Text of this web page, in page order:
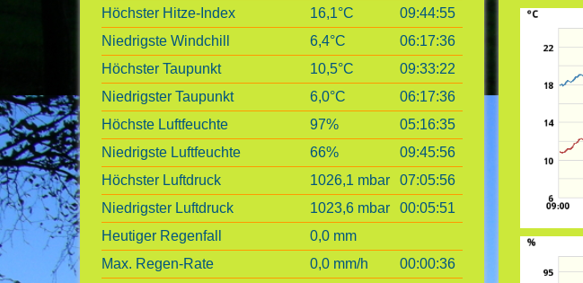
Höchster Hitze-Index
16,1°C
09:44:55
Niedrigste Windchill
6,4°C
06:17:36
Höchster Taupunkt
10,5°C
09:33:22
Niedrigster Taupunkt
6,0°C
06:17:36
Höchste Luftfeuchte
97%
05:16:35
Niedrigste Luftfeuchte
66%
09:45:56
Höchster Luftdruck
1026,1 mbar
07:05:56
Niedrigster Luftdruck
1023,6 mbar
00:05:51
Heutiger Regenfall
0,0 mm
Max. Regen-Rate
0,0 mm/h
00:00:36